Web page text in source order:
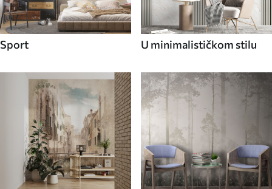
Sport U minimalističkom stilu